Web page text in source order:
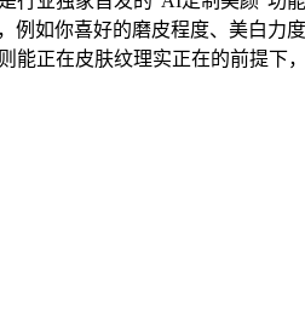
如你喜好的磨皮程度、美白力
能正在皮肤纹理实正在的前提下